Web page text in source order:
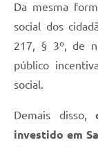
Da mesma
social dos
217, § 3º, de
público
social.
Demais disso,
investido em